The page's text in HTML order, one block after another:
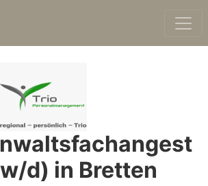
d) in Bretten